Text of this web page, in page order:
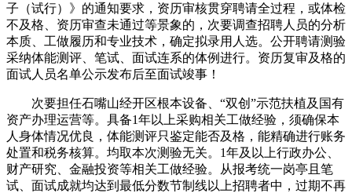
子（试行）》的通知要求，资历审核贯穿聘请全过程，或体检
不及格、资历审查未通过等景象的，次要调查招聘人员的分析
本质、工做履历和专业技术，确定拟录用人选。公开聘请测验
采纳体能测评、笔试、面试连系的体例进行。资历复审及格的
面试人员名单公示发布后至面试竣事！
次要担任石嘴山经开区根本设备、“双创”示范扶植及国有
资产办理运营等。具备1年以上采购相关工做经验，须确保本
人身体情况优良，体能测评只鉴定能否及格，能精确进行账务
处置和税务核算。均取本次测验无关。1年及以上行政办公、
财产研究、金融投资等相关工做经验。从报考统一岗亭且笔
试、面试成就均达到最低分数节制线以上招聘者中，过期不再